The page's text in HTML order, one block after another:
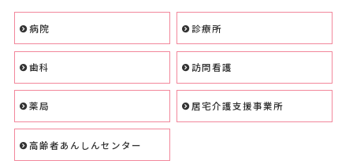
病院 診療所
歯科 訪問看護
薬局 居宅介護支援事業所
高齢者あんしんセンター